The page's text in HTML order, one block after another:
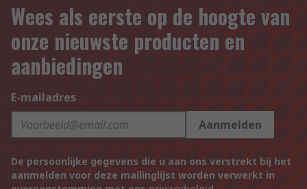
Wees als eerste op de hoogte van
onze nieuwste producten en
aanbiedingen
E-mailadres
Aanmelden
De persoonlijke gegevens die u aan ons verstrekt bij het
aanmelden voor deze mailinglijst worden verwerkt in